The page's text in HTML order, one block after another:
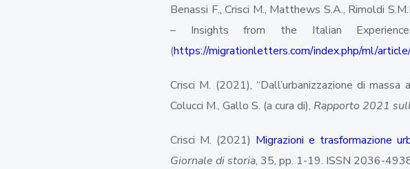
Benassi F., Crisci M., Matthews S.A., Rimoldi
– Insights from the Italian
(https://migrationletters.com/index.php/ml/
Crisci M. (2021), “Dall’urbanizzazione di
Colucci M., Gallo S. (a cura di), Rapporto 2021
Crisci M. (2021) Migrazioni e trasformazione
Giornale di storia, 35, pp. 1-19. ISSN 2036-